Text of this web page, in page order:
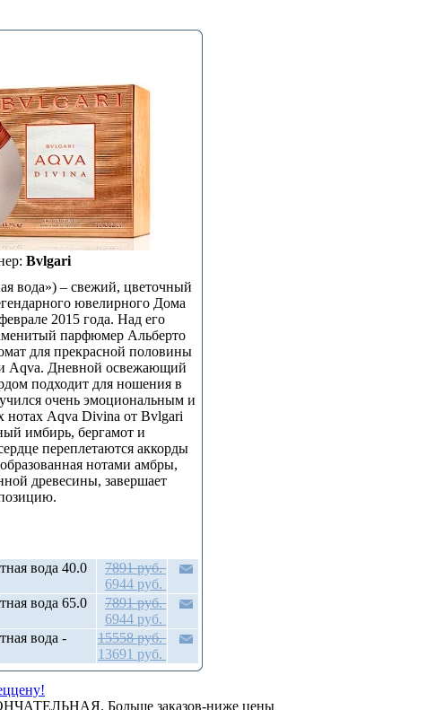
Bvlgari
вода») – свежий, цветочный
ювелирного Дома
2015 года. Над его
парфюмер Альберто
для прекрасной половины
Aqva. Дневной освежающий
подходит для ношения в
очень эмоциональным и
Aqva Divina от Bvlgari
имбирь, бергамот и
переплетаются аккорды
нотами амбры,
древесины, завершает
вода 40.0
7891 руб.
6944 руб.
вода 65.0
7891 руб.
6944 руб.
вода -
15558 руб.
13691 руб.
Больше заказов-ниже цены